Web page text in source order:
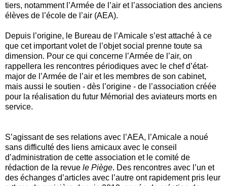
tiers, notamment l’Armée de l’air et l’association des anciens
élèves de l’école de l’air (AEA).
Depuis l’origine, le Bureau de l’Amicale s’est attaché à ce
que cet important volet de l’objet social prenne toute sa
dimension. Pour ce qui concerne l’Armée de l’air, on
rappellera les rencontres périodiques avec le chef d’état-
major de l’Armée de l’air et les membres de son cabinet,
mais aussi le soutien - dès l’origine - de l’association créée
pour la réalisation du futur Mémorial des aviateurs morts en
service.
S’agissant de ses relations avec l’AEA, l’Amicale a noué
sans difficulté des liens amicaux avec le conseil
d’administration de cette association et le comité de
rédaction de la revue le Piège. Des rencontres avec l’un et
des échanges d’articles avec l’autre ont rapidement pris leur